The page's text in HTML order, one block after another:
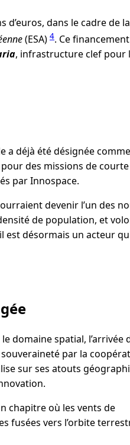
dans le cadre de la
(ESA) 4. Ce
, infrastructure clef pour
a déjà été désignée comme
des missions de
par Innospace.
devenir l’un des
de population, et
est désormais un acteur
domaine spatial, l’arrivée
par la
sur ses atouts
chapitre où les vents de
fusées vers l’orbite